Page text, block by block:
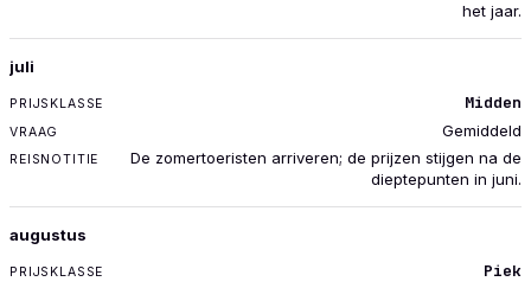
het jaar.
juli
Midden
Gemiddeld
De zomertoeristen arriveren; de prijzen stijgen na de
dieptepunten in juni.
augustus
Piek